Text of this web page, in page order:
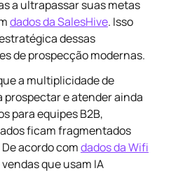
a ultrapassar suas metas
dados da SalesHive. Isso
dessas
de prospecção modernas.
a multiplicidade de
e atender ainda
para equipes B2B,
ficam fragmentados
acordo comdados da Wifi
que usam IA